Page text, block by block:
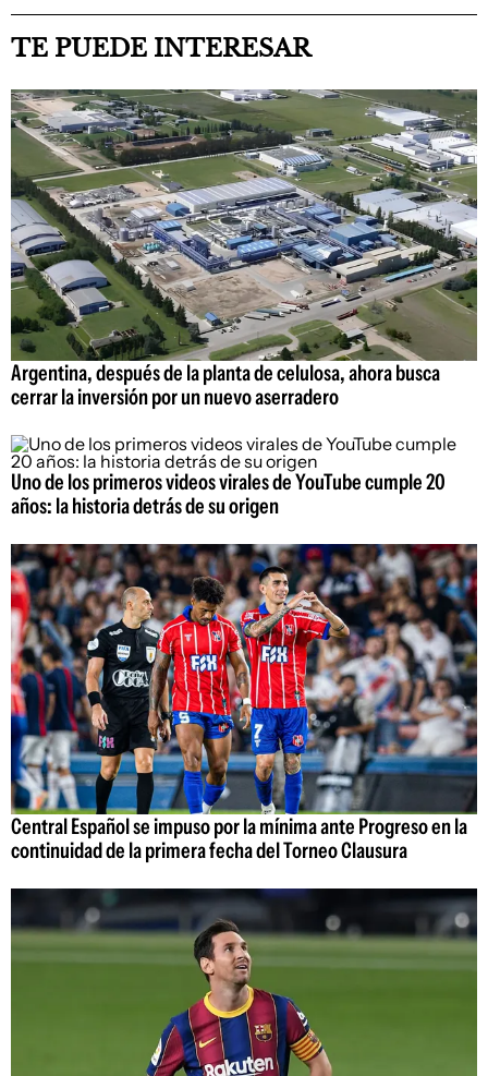
TE PUEDE INTERESAR
Argentina, después de la planta de celulosa, ahora busca
cerrar la inversión por un nuevo aserradero
Uno de los primeros videos virales de YouTube cumple 20
años: la historia detrás de su origen
Central Español se impuso por la mínima ante Progreso en la
continuidad de la primera fecha del Torneo Clausura